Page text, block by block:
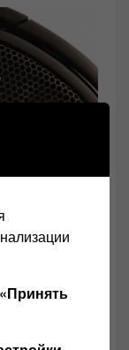
S —
и вы
и
«Принять